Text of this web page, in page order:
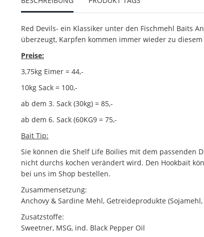
Red Devils- ein Klassiker unter den Fischmehl Baits
überzeugt, Karpfen kommen immer wieder zu diesem
Preise:
3,75kg Eimer = 44,-
10kg Sack = 100,-
ab dem 3. Sack (30kg) = 85,-
ab dem 6. Sack (60KG9 = 75,-
Bait Tip:
Sie können die Shelf Life Boilies mit dem passenden
nicht durchs kochen verändert wird. Den Hookbait
bei uns im Shop bestellen.
Zusammensetzung:
Anchovy & Sardine Mehl, Getreideprodukte
Zusatzstoffe:
Sweetner, MSG, ind. Black Pepper Oil